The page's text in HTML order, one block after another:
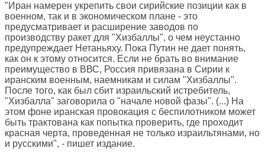
"Иран намерен укрепить свои сирийские позиции как в
военном, так и в экономическом плане - это
предусматривает и расширение заводов по
производству ракет для "Хизбаллы", о чем неустанно
предупреждает Нетаньяху. Пока Путин не дает понять,
как он к этому относится. Если не брать во внимание
преимущество в ВВС, Россия привязана в Сирии к
иранским военным, наемникам и силам "Хизбаллы".
После того, как был сбит израильский истребитель,
"Хизбалла" заговорила о "начале новой фазы". (...) На
этом фоне иранская провокация с беспилотником может
быть трактована как попытка проверить, где проходит
красная черта, проведенная не только израильтянами, но
и русскими", - пишет издание.